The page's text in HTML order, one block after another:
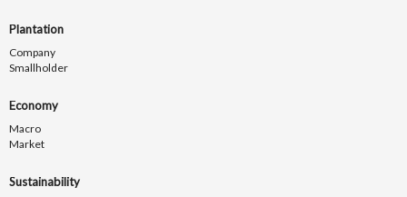
Plantation
Company
Smallholder
Economy
Macro
Market
Sustainability